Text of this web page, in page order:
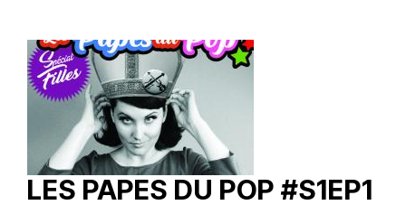
LES PAPES DU POP #S1EP1